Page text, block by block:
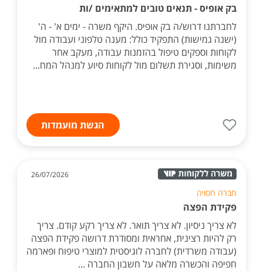
בק אופיס - תנאים טובים למתאימים /ות
לחברתנו דרוש/ה בק אופיס. היקף משרה - ימים א' - ה'
(ישנה גמישות) התפקיד כולל: מענה טלפוני ועבודה מול
לקוחות וספקים טיפול בהזמנות עבודה, מעקב אחר
משימות, וסגירת תשלום מול לקוחות סיוע למנהל המח...
הגשת מועמדות
26/07/2026
חברה חסויה
פקידת הפצה
לא צריך ניסיון. לא צריך תואר. לא צריך רקע קודם. צריך
רק להיות רצינית, אחראית ומסודרת דרושה פקידת הפצה
(עבודה משרדית) לחברה לוגיסטית למוצרי טיפוח ופארמה
חפיפה והכשרה מלאה על חשבון החברה ...